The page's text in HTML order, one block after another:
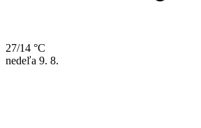
27/14 °C
nedeľa 9. 8.